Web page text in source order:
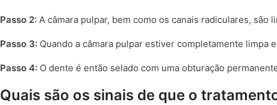
Passo 2: A câmara pulpar, bem como os canais radiculares,
Passo 3: Quando a câmara pulpar estiver completamente limpa
Passo 4: O dente é então selado com uma obturação
Quais são os sinais de que o